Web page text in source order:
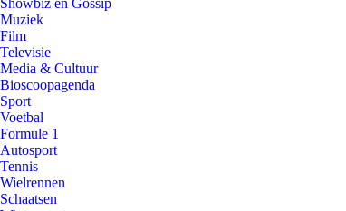
Showbiz en Gossip
Muziek
Film
Televisie
Media & Cultuur
Bioscoopagenda
Sport
Voetbal
Formule 1
Autosport
Tennis
Wielrennen
Schaatsen